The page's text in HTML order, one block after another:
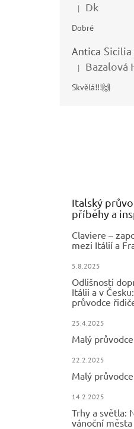
Hodnocení
| Dk
Dobré
Hodnocení
| Bazalová
Skvělá!!!🙌
Italský
příběhy a
Claviere –
mezi Itálií a
5.8.2025
Odlišnosti
Itálii a v
průvodce
25.4.2025
Malý
22.2.2025
Malý
14.2.2025
Trhy a světla:
vánoční města